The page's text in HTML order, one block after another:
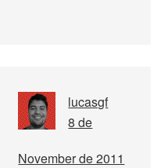
lucasgf
8 de
November de 2011